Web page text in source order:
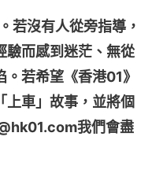
若沒有人從旁指導，
驗而感到迷茫、無從
若希望《香港01》
上車」故事，並將個
我們會盡